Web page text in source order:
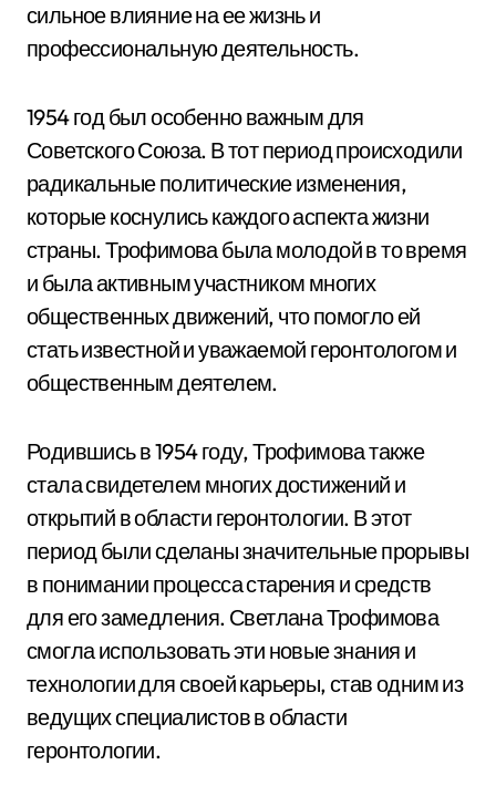
сильное влияние на ее жизнь и
профессиональную деятельность.
1954 год был особенно важным для
Советского Союза. В тот период происходили
радикальные политические изменения,
которые коснулись каждого аспекта жизни
страны. Трофимова была молодой в то время
и была активным участником многих
общественных движений, что помогло ей
стать известной и уважаемой геронтологом и
общественным деятелем.
Родившись в 1954 году, Трофимова также
стала свидетелем многих достижений и
открытий в области геронтологии. В этот
период были сделаны значительные прорывы
в понимании процесса старения и средств
для его замедления. Светлана Трофимова
смогла использовать эти новые знания и
технологии для своей карьеры, став одним из
ведущих специалистов в области
геронтологии.